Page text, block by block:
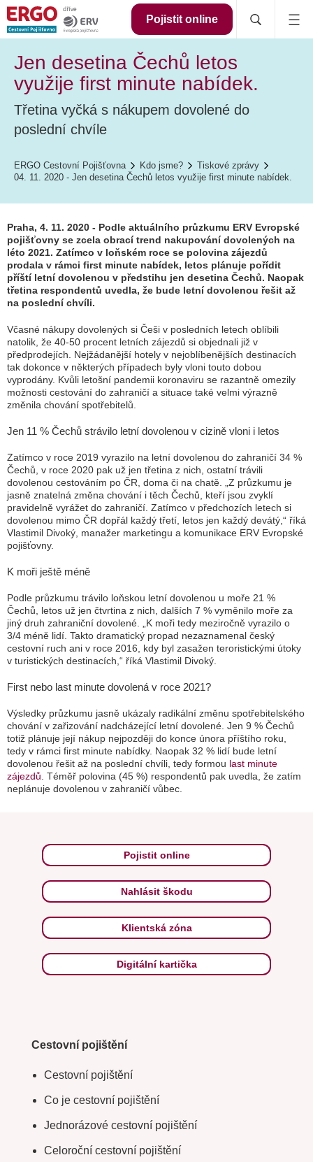
Pojistit online
Jen desetina Čechů letos
využije first minute nabídek.
Třetina vyčká s nákupem dovolené do
poslední chvíle
ERGO Cestovní Pojišťovna Kdo jsme?
Tiskové zprávy
04. 11. 2020 - Jen desetina Čechů letos využije first minute nabídek.
Praha, 4. 11. 2020 - Podle aktuálního průzkumu ERV Evropské
pojišťovny se zcela obrací trend nakupování dovolených na
léto 2021. Zatímco v loňském roce se polovina zájezdů
prodala v rámci first minute nabídek, letos plánuje pořídit
příští letní dovolenou v předstihu jen desetina Čechů. Naopak
třetina respondentů uvedla, že bude letní dovolenou řešit až
na poslední chvíli.
Včasné nákupy dovolených si Češi v posledních letech oblíbili
natolik, že 40-50 procent letních zájezdů si objednali již v
předprodejích. Nejžádanější hotely v nejoblíbenějších destinacích
tak dokonce v některých případech byly vloni touto dobou
vyprodány. Kvůli letošní pandemii koronaviru se razantně omezily
možnosti cestování do zahraničí a situace také velmi výrazně
změnila chování spotřebitelů.
Jen 11 % Čechů strávilo letní dovolenou v cizině vloni i letos
Zatímco v roce 2019 vyrazilo na letní dovolenou do zahraničí 34 %
Čechů, v roce 2020 pak už jen třetina z nich, ostatní trávili
dovolenou cestováním po ČR, doma či na chatě.
„Z průzkumu je
jasně znatelná změna chování i těch Čechů, kteří jsou zvyklí
pravidelně vyrážet do zahraničí. Zatímco v předchozích letech si
dovolenou mimo ČR dopřál každý třetí, letos jen každý devátý,“ říká
Vlastimil Divoký, manažer marketingu a komunikace ERV Evropské
pojišťovny.
K moři ještě méně
Podle průzkumu trávilo loňskou letní dovolenou u moře 21 %
Čechů, letos už jen čtvrtina z nich, dalších 7 % vyměnilo moře za
jiný druh zahraniční dovolené.
„K moři tedy meziročně vyrazilo o
3/4 méně lidí. Takto dramatický propad nezaznamenal český
cestovní ruch ani v roce 2016, kdy byl zasažen teroristickými útoky
v turistických destinacích,“ říká Vlastimil Divoký.
First nebo last minute dovolená v roce 2021?
Výsledky průzkumu jasně ukázaly radikální změnu spotřebitelského
chování v zařizování nadcházející letní dovolené. Jen 9 % Čechů
totiž plánuje její nákup nejpozději do konce února příštího roku,
tedy v rámci first minute nabídky. Naopak 32 % lidí bude letní
dovolenou řešit až na poslední chvíli, tedy formou last minute
zájezdů . Téměř polovina (45 %) respondentů pak uvedla, že zatím
neplánuje dovolenou v zahraničí vůbec.
Pojistit online
Nahlásit škodu
Klientská zóna
Digitální kartička
Cestovní pojištění
Cestovní pojištění
Co je cestovní pojištění
Jednorázové cestovní pojištění
Celoroční cestovní pojištění